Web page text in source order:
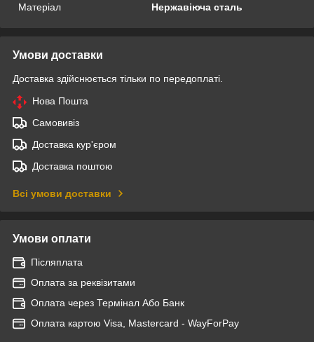
Матеріал
Нержавіюча сталь
Умови доставки
Доставка здійснюється тільки по передоплаті.
Нова Пошта
Самовивіз
Доставка кур'єром
Доставка поштою
Всі умови доставки
Умови оплати
Післяплата
Оплата за реквізитами
Оплата через Термінал Або Банк
Оплата картою Visa, Mastercard - WayForPay